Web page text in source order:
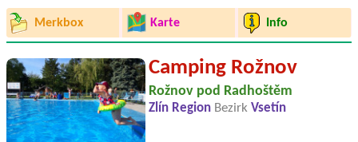
Merkbox Karte Info
Camping Rožnov
Rožnov pod Radhoštěm
Zlín Region Bezirk Vsetín